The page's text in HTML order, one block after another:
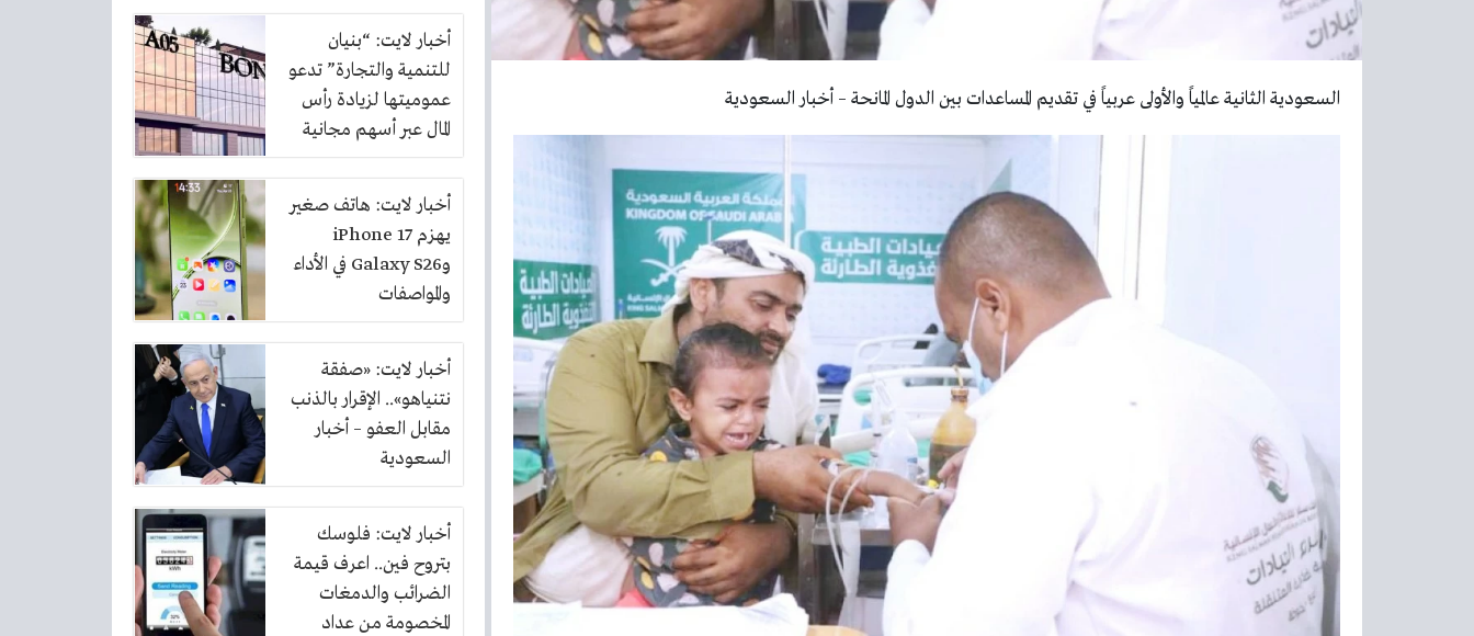
السعودية الثانية عالمياً والأولى عربياً في تقديم المساعدات بين الدول المانحة – أخبار السعودية
أخبار لايت: “بنيان
للتنمية والتجارة” تدعو
عموميتها لزيادة رأس
المال عبر أسهم مجانية
بنسبة 10%
أخبار لايت: هاتف صغير
يهزم iPhone 17
وGalaxy S26 في الأداء
والمواصفات
أخبار لايت: «صفقة
نتنياهو».. الإقرار بالذنب
مقابل العفو – أخبار
السعودية
أخبار لايت: فلوسك
بتروح فين.. اعرف قيمة
الضرائب والدمغات
المخصومة من عداد